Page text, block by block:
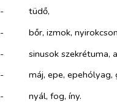
-​
tüdő,
-​
bőr, izmok,
-​
sinusok szekrétuma,
-​
máj, epe, epehólyag,
-​
nyál, fog, íny.